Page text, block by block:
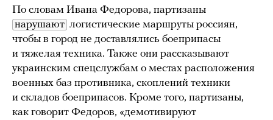
По словам Ивана Федорова, партизаны
нарушают логистические маршруты россиян,
чтобы в город не доставлялись боеприпасы
и тяжелая техника. Также они рассказывают
украинским спецслужбам о местах расположения
военных баз противника, скоплений техники
и складов боеприпасов. Кроме того, партизаны,
как говорит Федоров, «демотивируют